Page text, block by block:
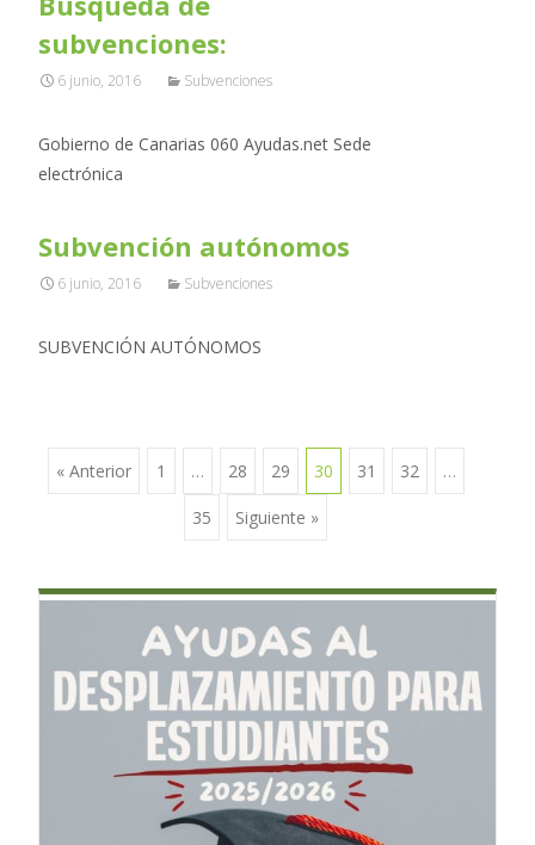
subvenciones:
6 junio, 2016 Subvenciones
Gobierno de Canarias 060 Ayudas.net Sede
electrónica
Subvención autónomos
6 junio, 2016 Subvenciones
SUBVENCIÓN AUTÓNOMOS
Ir a las entradas
« Anterior 1 … 28 29 30 31 32 …
35 Siguiente »